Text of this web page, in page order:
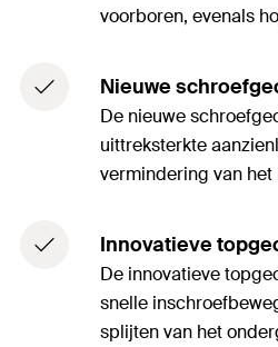
voorboren, evenals
Nieuwe
De nieuwe
uittreksterkte
vermindering van
Innovatieve
De innovatieve
snelle
splijten van het